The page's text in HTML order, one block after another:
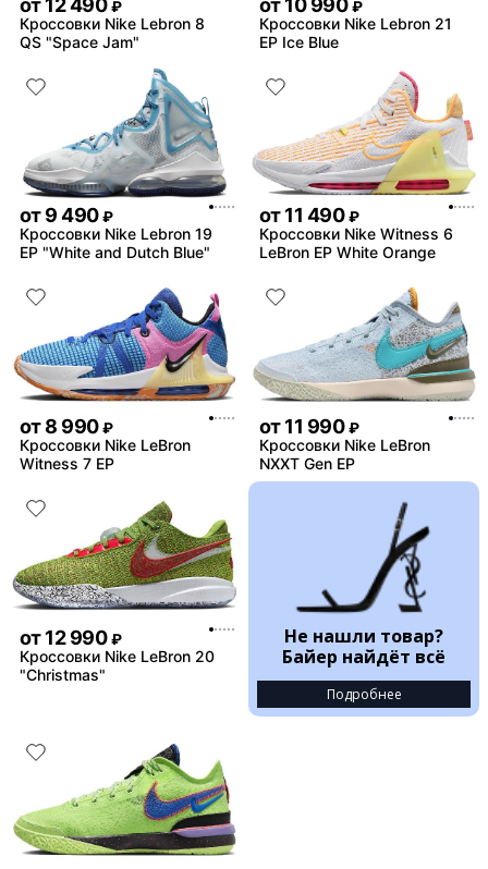
₽
Кроссовки Nike Lebron 8
QS "Space Jam"
₽
Кроссовки Nike Lebron 21
EP Ice Blue
от9 490 ₽
Кроссовки Nike Lebron 19
EP "White and Dutch Blue"
от11 490 ₽
Кроссовки Nike Witness 6
LeBron EP White Orange
от8 990 ₽
Кроссовки Nike LeBron
Witness 7 EP
от11 990 ₽
Кроссовки Nike LeBron
NXXT Gen EP
от12 990 ₽
Кроссовки Nike LeBron 20
"Christmas"
Не нашли товар?
Байер найдёт всё
Подробнее